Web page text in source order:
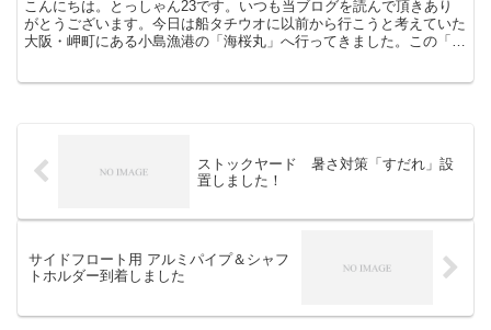
こんにちは。とっしゃん23です。いつも当ブログを読んで頂きあり
がとうございます。今日は船タチウオに以前から行こうと考えていた
大阪・岬町にある小島漁港の「海桜丸」へ行ってきました。この「海
ストックヤード 暑さ対策「すだれ」設
置しました！
サイドフロート用 アルミパイプ＆シャフ
トホルダー到着しました